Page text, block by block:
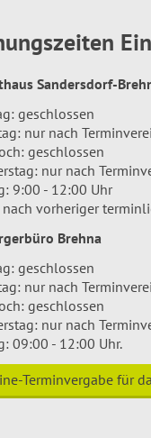
Sandersdorf-
geschlossen
nur nach
geschlossen
nur nach
9:00 - 12:00 Uhr
vorheriger
Brehna
geschlossen
nur nach
geschlossen
nur nach
09:00 - 12:00 Uhr.
Terminvergabe für